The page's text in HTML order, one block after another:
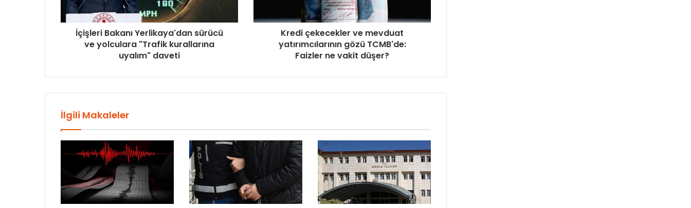
İçişleri Bakanı Yerlikaya'dan sürücü
ve yolculara "Trafik kurallarına
uyalım" daveti
Kredi çekecekler ve mevduat
yatırımcılarının gözü TCMB'de:
Faizler ne vakit düşer?
İlgili Makaleler